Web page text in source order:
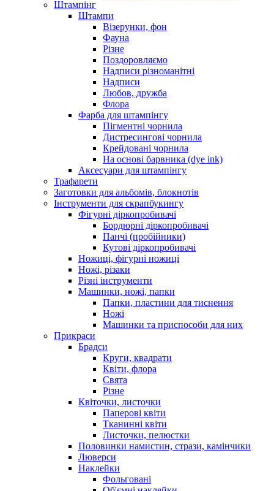
Штампінг
Штампи
Візерунки, фон
Фауна
Різне
Поздоровляємо
Надписи різноманітні
Надписи
Любов, дружба
Флора
Фарба для штампінгу
Пігментні чорнила
Дистресингові чорнила
Крейдовані чорнила
На основі барвника (dye ink)
Аксесуари для штампінгу
Трафарети
Заготовки для альбомів, блокнотів
Інструменти для скрапбукингу
Фігурні діркопробивачі
Бордюрні діркопробивачі
Панчі (пробійники)
Кутові діркопробивачі
Ножиці, фігурні ножиці
Ножі, різаки
Різні інструменти
Машинки, ножі, папки
Папки, пластини для тиснення
Ножі
Машинки та приспособи для них
Прикраси
Брадси
Круги, квадрати
Квіти, флора
Свята
Різне
Квіточки, листочки
Паперові квіти
Тканинні квіти
Листочки, пелюстки
Половинки намистин, стрази, камінчики
Люверси
Наклейки
Фольговані